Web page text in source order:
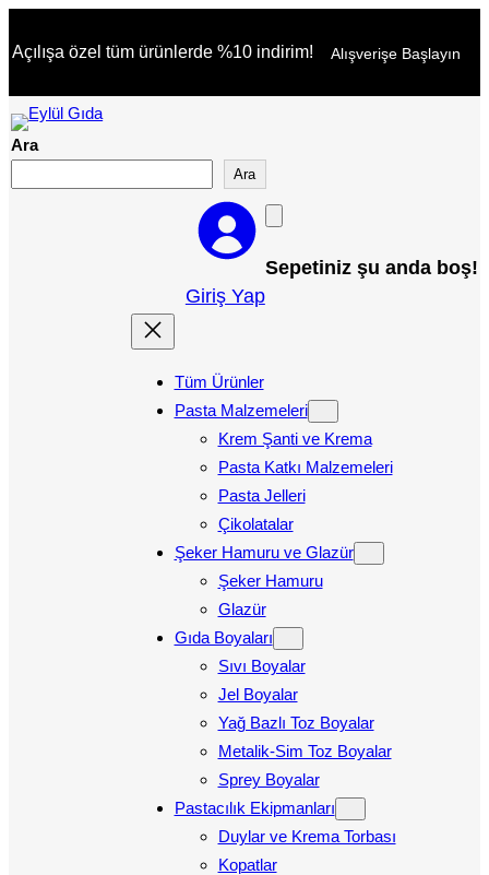
Açılışa özel tüm ürünlerde %10 indirim! Alışverişe Başlayın
Ara
Ara
Giriş Yap
Sepetiniz şu anda boş!
Tüm Ürünler
Pasta Malzemeleri
Krem Şanti ve Krema
Pasta Katkı Malzemeleri
Pasta Jelleri
Çikolatalar
Şeker Hamuru ve Glazür
Şeker Hamuru
Glazür
Gıda Boyaları
Sıvı Boyalar
Jel Boyalar
Yağ Bazlı Toz Boyalar
Metalik-Sim Toz Boyalar
Sprey Boyalar
Pastacılık Ekipmanları
Duylar ve Krema Torbası
Kopatlar